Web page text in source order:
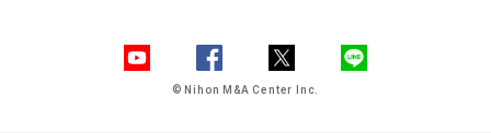
© Nihon M&A Center Inc.